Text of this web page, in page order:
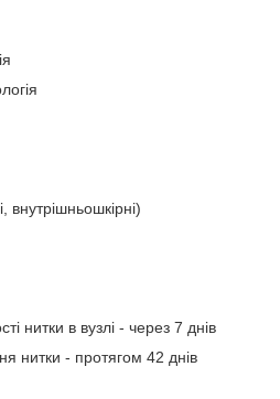
в вузлі - через 7 днів
- протягом 42 днів